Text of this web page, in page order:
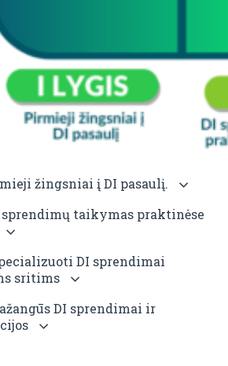
žingsniai į DI pasaulį.
sprendimų taikymas praktinėse
DI sprendimai
sritims
DI sprendimai ir